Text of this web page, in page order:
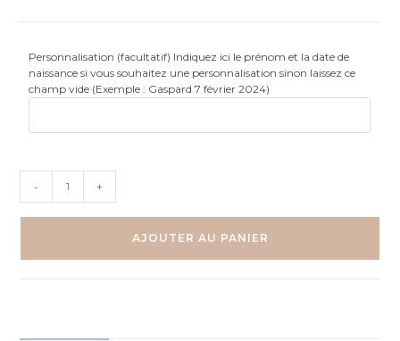
Personnalisation (facultatif) Indiquez ici le prénom et la date de
naissance si vous souhaitez une personnalisation sinon laissez ce
champ vide (Exemple : Gaspard 7 février 2024)
Australie
- +
AJOUTER AU PANIER